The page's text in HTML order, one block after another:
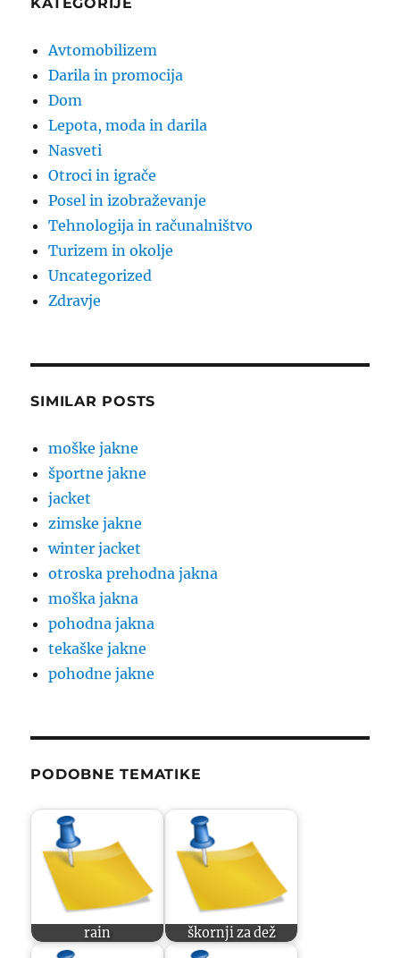
Avtomobilizem
Darila in promocija
Dom
Lepota, moda in darila
Nasveti
Otroci in igrače
Posel in izobraževanje
Tehnologija in računalništvo
Turizem in okolje
Uncategorized
Zdravje
SIMILAR POSTS
moške jakne
športne jakne
jacket
zimske jakne
winter jacket
otroska prehodna jakna
moška jakna
pohodna jakna
tekaške jakne
pohodne jakne
PODOBNE TEMATIKE
rain škornji za dež